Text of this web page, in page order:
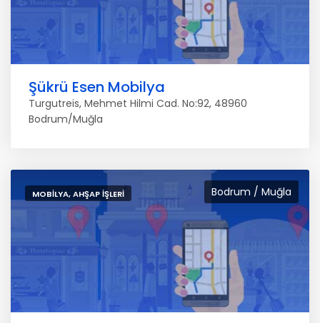
Şükrü Esen Mobilya
Turgutreis, Mehmet Hilmi Cad. No:92, 48960
Bodrum/Muğla
Bodrum / Muğla
MOBILYA, AHŞAP İŞLERI